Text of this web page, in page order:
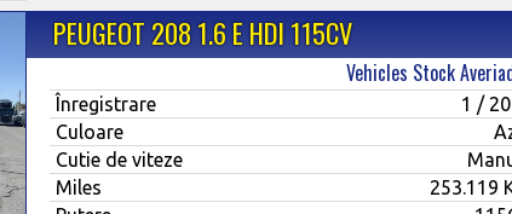
PEUGEOT 208 1.6 E HDI 115CV
Vehicles Stock
Înregistrare
1 /
Culoare
Cutie de viteze
Miles
253.119